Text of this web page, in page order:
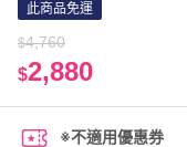
此商品免運
$4,760
$2,880
※不適用優惠券